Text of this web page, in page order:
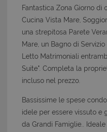
Fantastica Zona Giorno
Cucina Vista Mare,
una strepitosa Parete
Mare, un Bagno di
Letto Matrimoniali
Suite". Completa la
incluso nel prezzo.
Bassissime le spese
idele per essere vissuto e
da Grandi Famiglie..